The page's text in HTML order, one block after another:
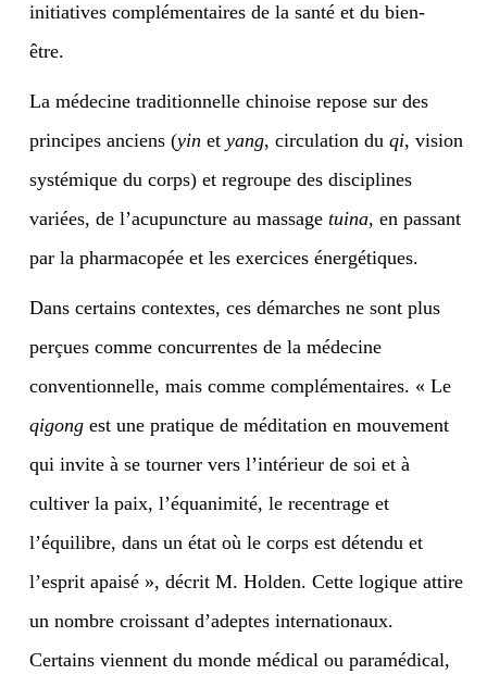
initiatives complémentaires de la santé et du bien-
être.
La médecine traditionnelle chinoise repose sur des
principes anciens (yin et yang, circulation du qi, vision
systémique du corps) et regroupe des disciplines
variées, de l’acupuncture au massage tuina, en passant
par la pharmacopée et les exercices énergétiques.
Dans certains contextes, ces démarches ne sont plus
perçues comme concurrentes de la médecine
conventionnelle, mais comme complémentaires. « Le
qigong est une pratique de méditation en mouvement
qui invite à se tourner vers l’intérieur de soi et à
cultiver la paix, l’équanimité, le recentrage et
l’équilibre, dans un état où le corps est détendu et
l’esprit apaisé », décrit M. Holden. Cette logique attire
un nombre croissant d’adeptes internationaux.
Certains viennent du monde médical ou paramédical,